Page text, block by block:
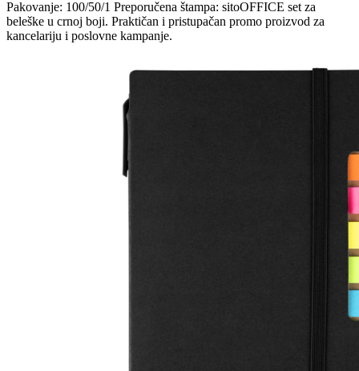
Pakovanje: 100/50/1 Preporučena štampa: sitoOFFICE set za
beleške u crnoj boji. Praktičan i pristupačan promo proizvod za
kancelariju i poslovne kampanje.